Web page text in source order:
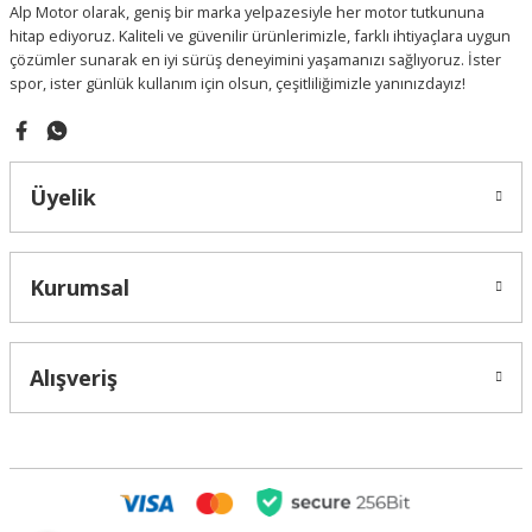
Bu ürüne benzer farklı alternatifler olmalı.
Gönder
Alp Motor olarak, geniş bir marka yelpazesiyle her motor tutkununa
hitap ediyoruz. Kaliteli ve güvenilir ürünlerimizle, farklı ihtiyaçlara uygun
çözümler sunarak en iyi sürüş deneyimini yaşamanızı sağlıyoruz. İster
spor, ister günlük kullanım için olsun, çeşitliliğimizle yanınızdayız!
Üyelik
Kurumsal
Alışveriş